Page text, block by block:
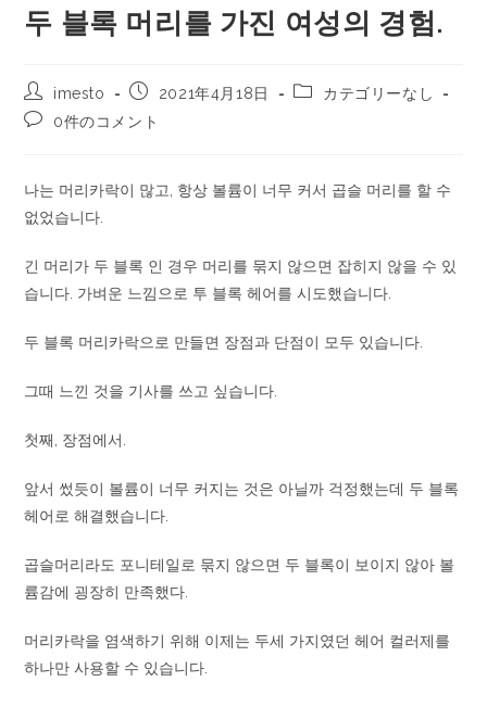
두 블록 머리를 가진 여성의 경험.
imesto 2021年4月18日
カテゴリーなし
0件のコメント
나는 머리카락이 많고, 항상 볼륨이 너무 커서 곱슬 머리를 할 수
없었습니다.
긴 머리가 두 블록 인 경우 머리를 묶지 않으면 잡히지 않을 수 있
습니다. 가벼운 느낌으로 투 블록 헤어를 시도했습니다.
두 블록 머리카락으로 만들면 장점과 단점이 모두 있습니다.
그때 느낀 것을 기사를 쓰고 싶습니다.
첫째, 장점에서.
앞서 썼듯이 볼륨이 너무 커지는 것은 아닐까 걱정했는데 두 블록
헤어로 해결했습니다.
곱슬머리라도 포니테일로 묶지 않으면 두 블록이 보이지 않아 볼
륨감에 굉장히 만족했다.
머리카락을 염색하기 위해 이제는 두세 가지였던 헤어 컬러제를
하나만 사용할 수 있습니다.